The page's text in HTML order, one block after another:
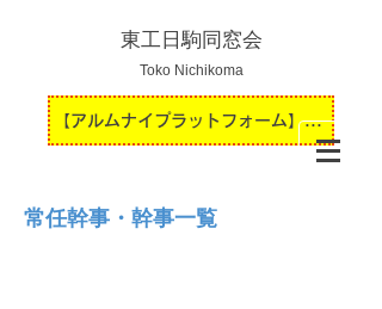
東工日駒同窓会
Toko Nichikoma
【アルムナイプラットフォーム】運用開始のお知らせ
常任幹事・幹事一覧